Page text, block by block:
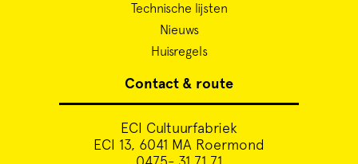
Technische lijsten
Nieuws
Huisregels
Contact & route
ECI Cultuurfabriek
ECI 13, 6041 MA Roermond